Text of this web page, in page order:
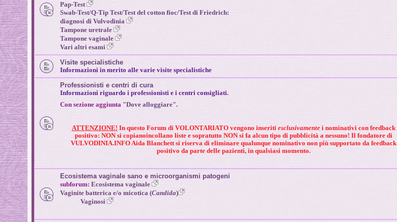
Pap-Test
Swab-Test/Q-Tip Test/Test del cotton fioc/Test di Friedrich:
diagnosi di Vulvodinia
Tampone uretrale
Tampone vaginale
Vari altri esami
Visite specialistiche
Informazioni in merito alle varie visite specialistiche
Professionisti e centri di cura
Informazioni riguardo i professionisti e i centri consigliati.
Con sezione aggiunta "Dove alloggiare".
ATTENZIONE! In questo Forum di VOLONTARIATO vengono inseriti esclusivamentei nominativi con feedback
positivo: NON si copianoincollano liste e sopratutto NON si fa alcun tipo di pubblicità a nessuno! Il fondatore di
VULVODINIA.INFO Aida Blanchett si riserva di eliminare qualunque nominativo non più supportato da feedback
positivo da parte delle pazienti,in qualsiasi momento.
Ecosistema vaginale sano e microorganismi patogeni
subforum:Ecosistema vaginale
Vaginite batterica e/o micotica (Candida)
Vaginosi